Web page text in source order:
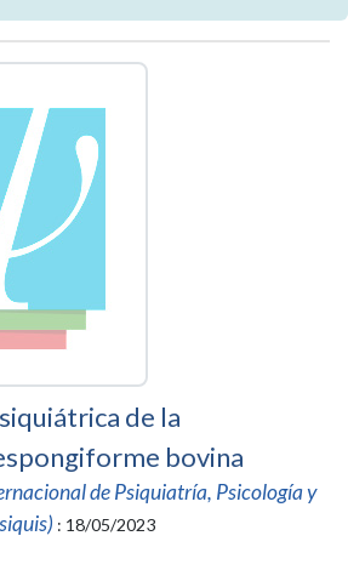
de la
bovina
de Psiquiatría, Psicología y
: 18/05/2023